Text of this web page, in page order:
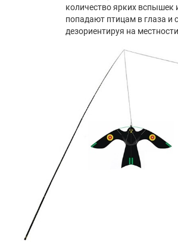
количество ярких вспышек
попадают птицам в глаза и
дезориентируя на